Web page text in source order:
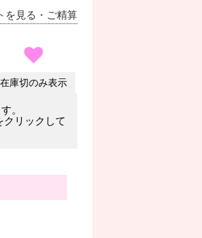
を見る ・ご精算
在庫切のみ表示
。
クリックして